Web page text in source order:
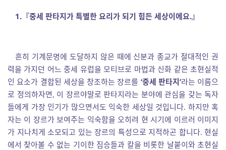
1. 『중세 판타지가 특별한 요리가 되기 힘든 세상이에요.』
흔히 기계문명에 도달하지 않은 때에 신분과 종교가 절대적인 권
력을 가지던 어느 중세 유럽을 모티브로 마법과 신화 같은 초현실적
인 요소가 결합된 세상을 창조하는 장르를 ‘중세 판타지’라는 이름으
로 정의하자면, 이 장르야말로 판타지라는 분야에 관심을 갖는 독자
들에게 가장 인기가 많으면서도 익숙한 세상일 것입니다. 하지만 혹
자는 이 장르가 보여주는 익숙함을 오히려 현 시기에 이르러 이미지
가 지나치게 소모되고 있는 장르의 특성으로 지적하곤 합니다. 현실
에서 찾아볼 수 없는 기이한 짐승들과 칼을 비롯한 날붙이와 초현실